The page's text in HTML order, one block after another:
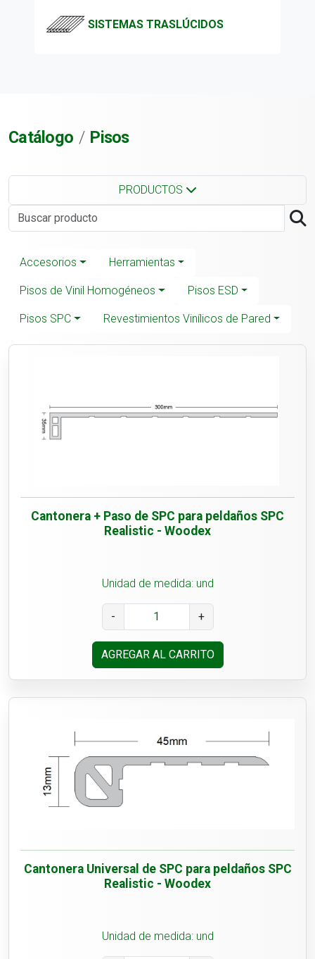
SISTEMAS TRASLÚCIDOS
Catálogo Pisos
PRODUCTOS
Accesorios Herramientas
Pisos de Vinil Homogéneos Pisos ESD
Pisos SPC Revestimientos Vinílicos de Pared
Cantonera + Paso de SPC para peldaños SPC
Realistic - Woodex
Unidad de medida: und
- +
AGREGAR AL CARRITO
Cantonera Universal de SPC para peldaños SPC
Realistic - Woodex
Unidad de medida: und